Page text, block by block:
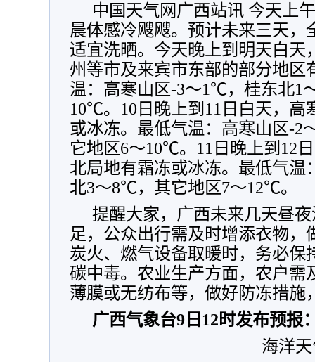
中国天气网广西站讯 今天上
晨体感冷飕飕。预计未来三天，
适宜洗晒。 今天晚上到明天白天
州等市及来宾市东部的部分地区
温：高寒山区-3～1℃，桂东北1
10℃。 10日晚上到11日白天， 高
或冰冻。最低气温：高寒山区-
它地区6～10℃。 11日晚上到12
北局地有霜冻或冰冻。 最低气温
北3～8℃，其它地区7～12℃。
提醒大家，广西未来几天昼
足，公众出行需及时增添衣物，
炭火、燃气设备取暖时，务必保
碳中毒。农业生产方面，农户需
薄膜或无纺布等，做好防冻措施
广西气象台9日12时发布预报
海洋天